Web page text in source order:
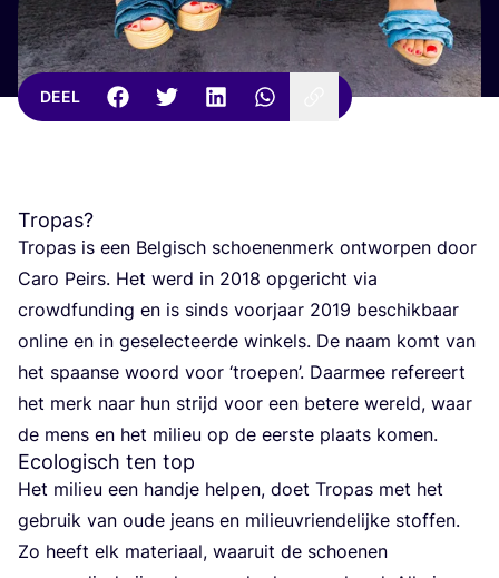
DEEL
Tropas?
Tro­pas is een Bel­gisch schoe­nen­merk ont­wor­pen door
Caro Peirs. Het werd in 2018 opge­richt via
crowd­fun­ding en is sinds voor­jaar 2019 beschik­baar
onli­ne en in gese­lec­teer­de win­kels. De naam komt van
het spaan­se woord voor ‘troe­pen’. Daar­mee refe­reert
het merk naar hun strijd voor een bete­re wereld, waar
de mens en het mili­eu op de eer­ste plaats komen.
Ecologisch ten top
Het mili­eu een hand­je hel­pen, doet Tro­pas met het
gebruik van oude jeans en mili­eu­vrien­de­lij­ke stof­fen.
Zo heeft elk mate­ri­aal, waar­uit de schoe­nen